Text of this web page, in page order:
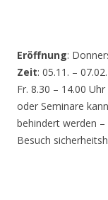
Eröffnung:
Zeit: 05.11. –
Fr. 8.30 – 14.00
oder Seminare
behindert werden
Besuch